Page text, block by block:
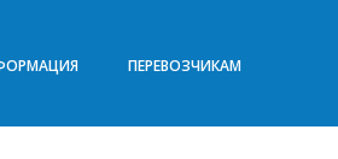
ПЕРЕВОЗЧИКАМ